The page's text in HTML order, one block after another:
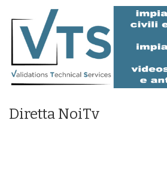
Diretta NoiTv